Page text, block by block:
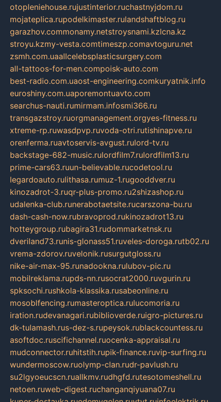
otopleniehouse.rujustinterior.ruchastnyjdom.ru
mojateplica.rupodelkimaster.rulandshaftblog.ru
garazhov.commonamy.netstroysnami.kzlcna.kz
stroyu.kzmy-vesta.comtimeszp.comavtoguru.net
zsmh.com.uaallcelebsplasticsurgery.com
all-tattoos-for-men.compoisk-auto.com
best-radio.com.uaost-engineering.comkuryatnik.info
euroshiny.com.uaporemontuavto.com
searchus-nauti.rumirmam.infosmi366.ru
transgazstroy.ruorgmanagement.orgyes-fitness.ru
xtreme-rp.ruwasdpvp.ruvoda-otri.rutishinapve.ru
orenferma.ruavtoservis-avgust.rulord-tv.ru
backstage-682-music.rulordfilm7.rulordfilm13.ru
prime-cars63.ruun-believable.rucodetool.ru
legardoauto.rulithasa.rumuz-1.rugooddver.ru
kinozadrot-3.ruqr-plus-promo.ru2shizashop.ru
udalenka-club.runerabotaetsite.rucarszona-bu.ru
dash-cash-now.rubravoprod.rukinozadrot13.ru
hotteygroup.rubagira31.rudommarketnsk.ru
dveriland73.runis-glonass51.ruveles-doroga.rutb02.ru
vrema-zdorov.ruvelonik.rusurgutgloss.ru
nike-air-max-95.runadookna.rulubov-pic.ru
mobilreklama.rupds-nn.rusocrat2000.ruvgurin.ru
spksochi.rushkola-klassika.rusabeonline.ru
mosoblfencing.rumasteroptica.rulucomoria.ru
iration.rudevanagari.rubiblioverde.ruigro-pictures.ru
dk-tulamash.rus-dez-s.rupeysok.rublackcountess.ru
asoftdoc.ruscifichannel.ruocenka-appraisal.ru
mudconnector.ruhitstih.rupik-finance.ruvip-surfing.ru
wundermoscow.ruolymp-clan.rudr-pavlush.ru
su2lgyoeucscn.ruallkmv.rudhgfd.rutesotomeshell.ru
netoen.ruweb-digest.ruchanganqiyuana07.ru